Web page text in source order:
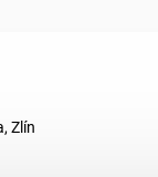
Zlín